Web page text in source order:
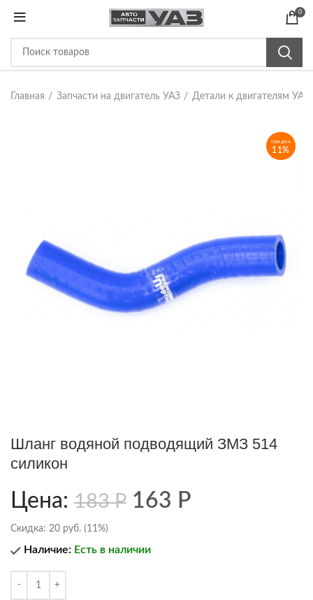
0
Главная Запчасти на двигатель УАЗ Детали к двигателям УАЗ
СКИДКА
11%
Шланг водяной подводящий ЗМЗ 514
силикон
Цена: 183Р 163 Р
Скидка: 20 руб. (11%)
Наличие: Есть в наличии